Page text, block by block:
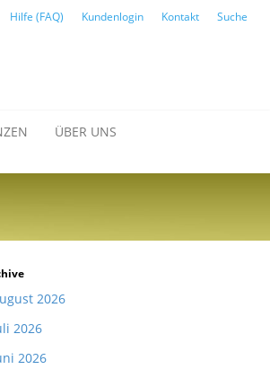
Hilfe (FAQ) Kundenlogin Kontakt Suche
ÜBER UNS
2026
2026
2026